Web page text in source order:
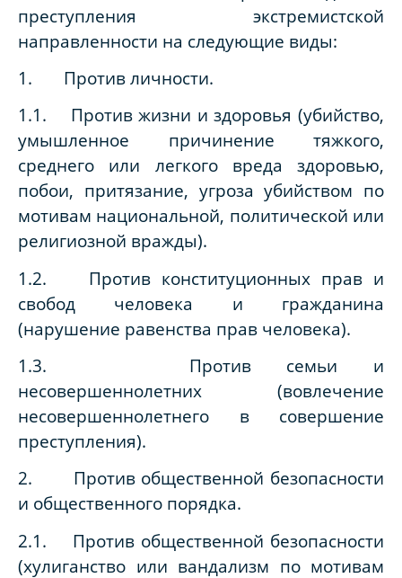
преступления экстремистской
направленности на следующие виды:
1. Против личности.
1.1. Против жизни и здоровья (убийство,
умышленное причинение тяжкого,
среднего или легкого вреда здоровью,
побои, притязание, угроза убийством по
мотивам национальной, политической или
религиозной вражды).
1.2. Против конституционных прав и
свобод человека и гражданина
(нарушение равенства прав человека).
1.3. Против семьи и
несовершеннолетних (вовлечение
несовершеннолетнего в совершение
преступления).
2. Против общественной безопасности
и общественного порядка.
2.1. Против общественной безопасности
(хулиганство или вандализм по мотивам